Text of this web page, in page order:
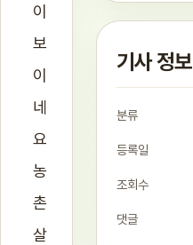
이
보
이
네
요
농
촌
살
기사 정보
분류
등록일
조회수
댓글